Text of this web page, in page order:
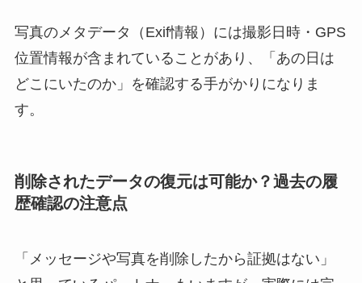
写真のメタデータ（Exif情報）には撮影日時・GPS
位置情報が含まれていることがあり、「あの日は
どこにいたのか」を確認する手がかりになりま
す。
削除されたデータの復元は可能か？過去の履
歴確認の注意点
「メッセージや写真を削除したから証拠はない」